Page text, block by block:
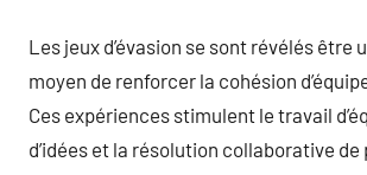
Les jeux d’évasion se sont révélés être
moyen de renforcer la cohésion
Ces expériences stimulent le travail
d’idées et la résolution collaborative